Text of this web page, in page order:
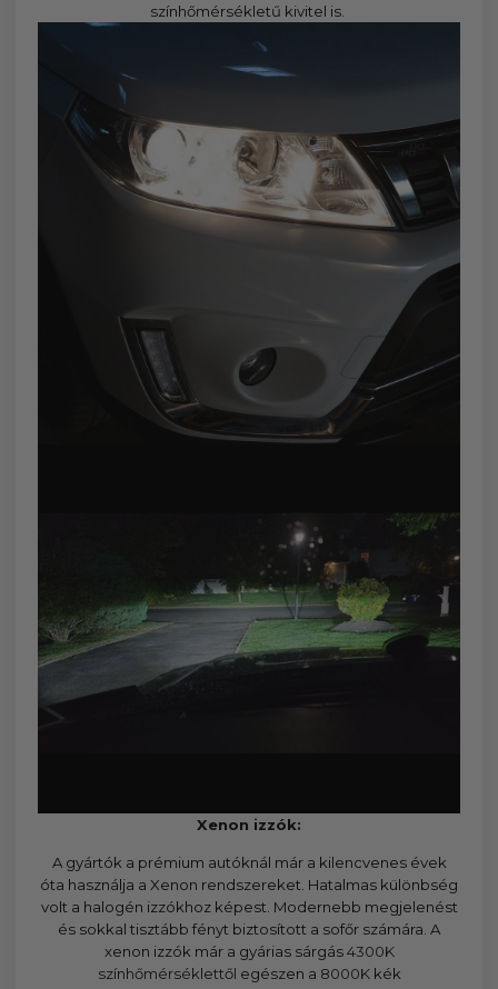
színhőmérsékletű kivitel is.
Xenon izzók:
A gyártók a prémium autóknál már a kilencvenes évek
óta használja a Xenon rendszereket. Hatalmas különbség
volt a halogén izzókhoz képest. Modernebb megjelenést
és sokkal tisztább fényt biztosított a sofőr számára. A
xenon izzók már a gyárias sárgás4300K
színhőmérséklettől egészen a 8000Kkék